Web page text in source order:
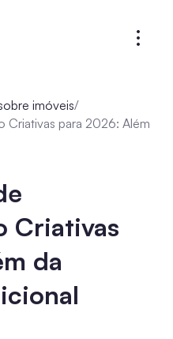
imóveis/
Criativas para 2026: Além
Criativas
da